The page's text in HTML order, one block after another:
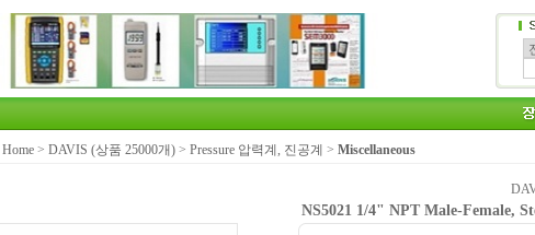
Home > DAVIS (상품 25000개) > Pressure 압력계, 진공계 > Miscellaneous
NS5021 1/4" NPT Male-Female,